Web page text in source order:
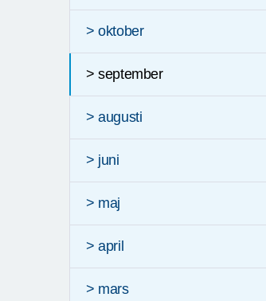
> oktober
> september
> augusti
> juni
> maj
> april
> mars